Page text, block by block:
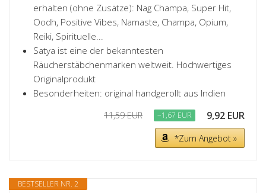
erhalten (ohne Zusätze): Nag Champa, Super Hit,
Oodh, Positive Vibes, Namaste, Champa, Opium,
Reiki, Spirituelle...
Satya ist eine der bekanntesten
Räucherstäbchenmarken weltweit. Hochwertiges
Originalprodukt
Besonderheiten: original handgerollt aus Indien
11,59 EUR −1,67 EUR 9,92 EUR
*Zum Angebot »
BESTSELLER NR. 2